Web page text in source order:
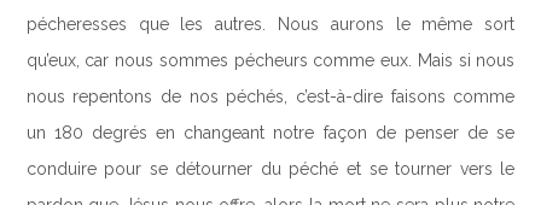
pécheresses que les autres. Nous aurons le même sort
qu’eux, car nous sommes pécheurs comme eux. Mais si nous
nous repentons de nos péchés, c’est-à-dire faisons comme
un 180 degrés en changeant notre façon de penser de se
conduire pour se détourner du péché et se tourner vers le